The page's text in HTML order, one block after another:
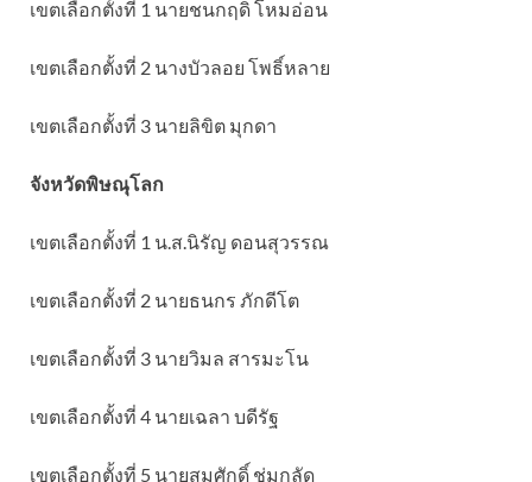
เขตเลือกตั้งที่ 1 นายชนกฤดิ โหมอ่อน
เขตเลือกตั้งที่ 2 นางบัวลอย โพธิ์หลาย
เขตเลือกตั้งที่ 3 นายลิขิต มุกดา
จังหวัดพิษณุโลก
เขตเลือกตั้งที่ 1 น.ส.นิรัญ ดอนสุวรรณ
เขตเลือกตั้งที่ 2 นายธนกร ภักดีโต
เขตเลือกตั้งที่ 3 นายวิมล สารมะโน
เขตเลือกตั้งที่ 4 นายเฉลา บดีรัฐ
เขตเลือกตั้งที่ 5 นายสมศักดิ์ ชุ่มกลัด